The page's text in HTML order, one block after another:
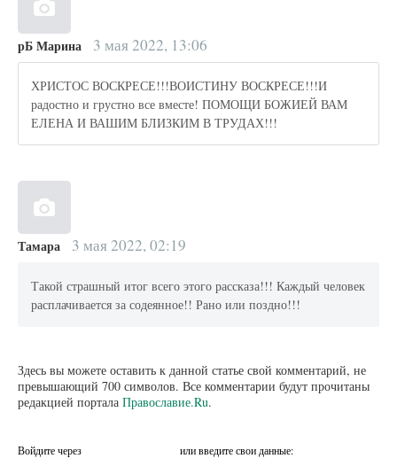
рБ Марина 3 мая 2022, 13:06
ХРИСТОС ВОСКРЕСЕ!!!ВОИСТИНУ ВОСКРЕСЕ!!!И
радостно и грустно все вместе! ПОМОЩИ БОЖИЕЙ ВАМ
ЕЛЕНА И ВАШИМ БЛИЗКИМ В ТРУДАХ!!!
Тамара 3 мая 2022, 02:19
Такой страшный итог всего этого рассказа!!! Каждый человек
расплачивается за содеянное!! Рано или поздно!!!
Здесь вы можете оставить к данной статье свой комментарий, не
превышающий 700 символов. Все комментарии будут прочитаны
редакцией портала Православие.Ru.
Войдите через или введите свои данные: